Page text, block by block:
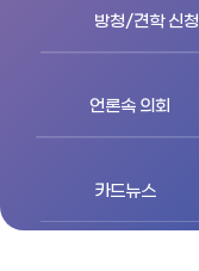
방청/견학 신청
언론속 의회
카드뉴스